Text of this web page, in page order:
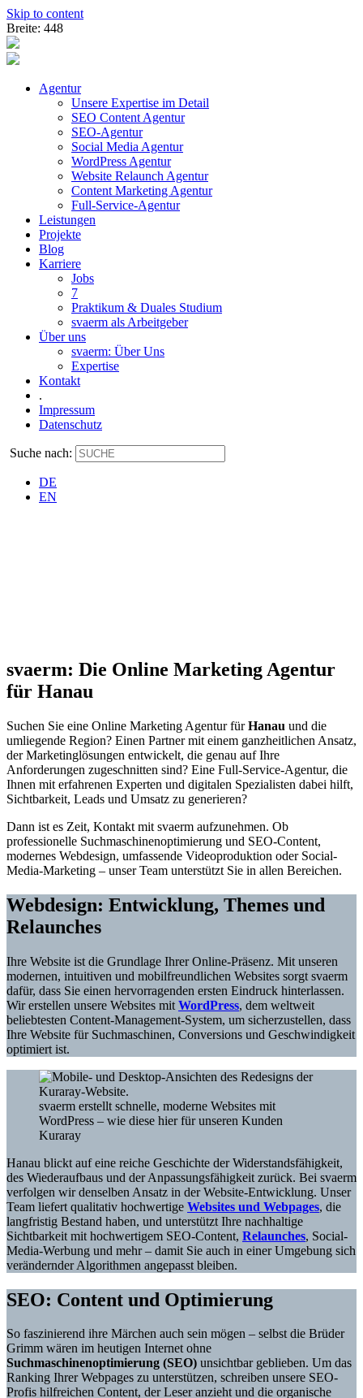
Skip to content
Breite: 448
Agentur
Unsere Expertise im Detail
SEO Content Agentur
SEO-Agentur
Social Media Agentur
WordPress Agentur
Website Relaunch Agentur
Content Marketing Agentur
Full-Service-Agentur
Leistungen
Projekte
Blog
Karriere
Jobs
7
Praktikum & Duales Studium
svaerm als Arbeitgeber
Über uns
svaerm: Über Uns
Expertise
Kontakt
.
Impressum
Datenschutz
Suche nach:
DE
EN
svaerm: Die Online Marketing Agentur
für Hanau
Suchen Sie eine Online Marketing Agentur fürHanau und die
umliegende Region? Einen Partner mit einem ganzheitlichen Ansatz,
der Marketinglösungen entwickelt, die genau auf Ihre
Anforderungen zugeschnitten sind? Eine Full-Service-Agentur, die
Ihnen mit erfahrenen Experten und digitalen Spezialisten dabei hilft,
Sichtbarkeit, Leads und Umsatz zu generieren?
Dann ist es Zeit, Kontakt mit svaerm aufzunehmen. Ob
professionelle Suchmaschinenoptimierung und SEO-Content,
modernes Webdesign, umfassende Videoproduktion oder Social-
Media-Marketing – unser Team unterstützt Sie in allen Bereichen.
Webdesign: Entwicklung, Themes und
Relaunches
Ihre Website ist die Grundlage Ihrer Online-Präsenz. Mit unseren
modernen, intuitiven und mobilfreundlichen Websites sorgt svaerm
dafür, dass Sie einen hervorragenden ersten Eindruck hinterlassen.
Wir erstellen unsere Websites mit WordPress, dem weltweit
beliebtesten Content-Management-System, um sicherzustellen, dass
Ihre Website für Suchmaschinen, Conversions und Geschwindigkeit
optimiert ist.
svaerm erstellt schnelle, moderne Websites mit
WordPress – wie diese hier für unseren Kunden
Kuraray
Hanau blickt auf eine reiche Geschichte der Widerstandsfähigkeit,
des Wiederaufbaus und der Anpassungsfähigkeit zurück. Bei svaerm
verfolgen wir denselben Ansatz in der Website-Entwicklung. Unser
Team liefert qualitativ hochwertige Websites und Webpages, die
langfristig Bestand haben, und unterstützt Ihre nachhaltige
Sichtbarkeit mit hochwertigem SEO-Content, Relaunches, Social-
Media-Werbung und mehr – damit Sie auch in einer Umgebung sich
verändernder Algorithmen angepasst bleiben.
SEO: Content und Optimierung
So faszinierend ihre Märchen auch sein mögen – selbst die Brüder
Grimm wären im heutigen Internet ohne
Suchmaschinenoptimierung (SEO) unsichtbar geblieben. Um das
Ranking Ihrer Webpages zu unterstützen, schreiben unsere SEO-
Profis hilfreichen Content, der Leser anzieht und die organische